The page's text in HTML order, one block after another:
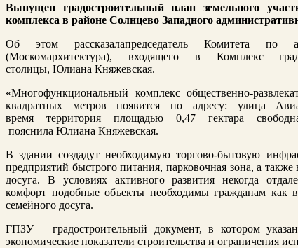
Выпущен градостроительный план земельного
комплекса в районе Солнцево Западного
Об этом рассказалапредседатель Комитета по
(Москомархитектура), входящего в Комплекс
столицы, Юлиана Княжевская.
«Многофункциональный комплекс общественно-
квадратных метров появится по адресу: улица
время территория площадью 0,47 гектара
пояснила Юлиана Княжевская.
В здании создадут необходимую торгово-бытовую
предприятий быстрого питания, парковочная зона, а
досуга. В условиях активного развитиянекогда
комфорт подобные объекты необходимы гражданам как
семейного досуга.
ГПЗУ – градостроительный документ, в котором
экономические показатели строительства и ограничения